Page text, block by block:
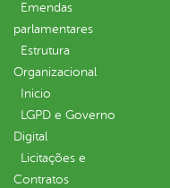
Emendas
parlamentares
Estrutura
Organizacional
Inicio
LGPD e Governo
Digital
Licitações e
Contratos